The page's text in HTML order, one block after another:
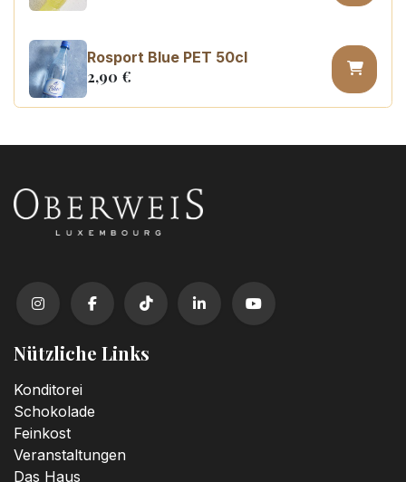
Rosport Blue PET 50cl
2,90 €
Nützliche Links
Konditorei
Schokolade
Feinkost
Veranstaltungen
Das Haus